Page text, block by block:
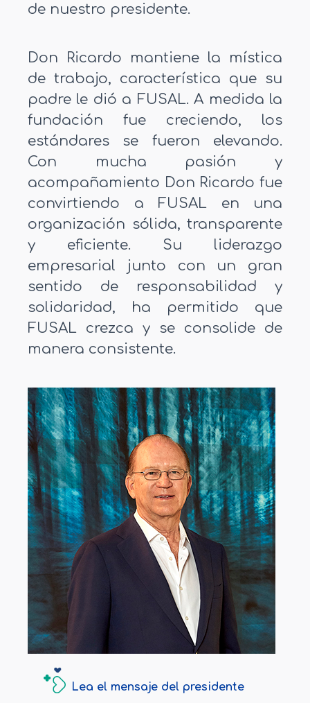
de nuestro presidente.
Don Ricardo mantiene la mística
de trabajo, característica que su
padre le dió a FUSAL. A medida la
fundación fue creciendo, los
estándares se fueron elevando.
Con mucha pasión y
acompañamiento Don Ricardo fue
convirtiendo a FUSAL en una
organización sólida, transparente
y eficiente. Su liderazgo
empresarial junto con un gran
sentido de responsabilidad y
solidaridad, ha permitido que
FUSAL crezca y se consolide de
manera consistente.
Lea el mensaje del presidente